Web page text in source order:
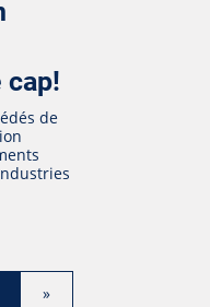
cap!
de
»